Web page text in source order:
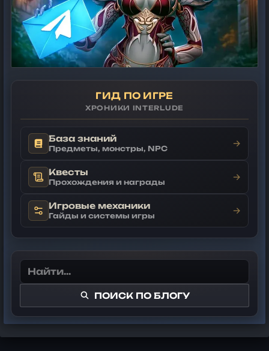
ГИД ПО ИГРЕ
ХРОНИКИ INTERLUDE
База знаний
Предметы, монстры, NPC →
Квесты
Прохождения и награды →
Игровые механики
Гайды и системы игры →
ПОИСК ПО БЛОГУ